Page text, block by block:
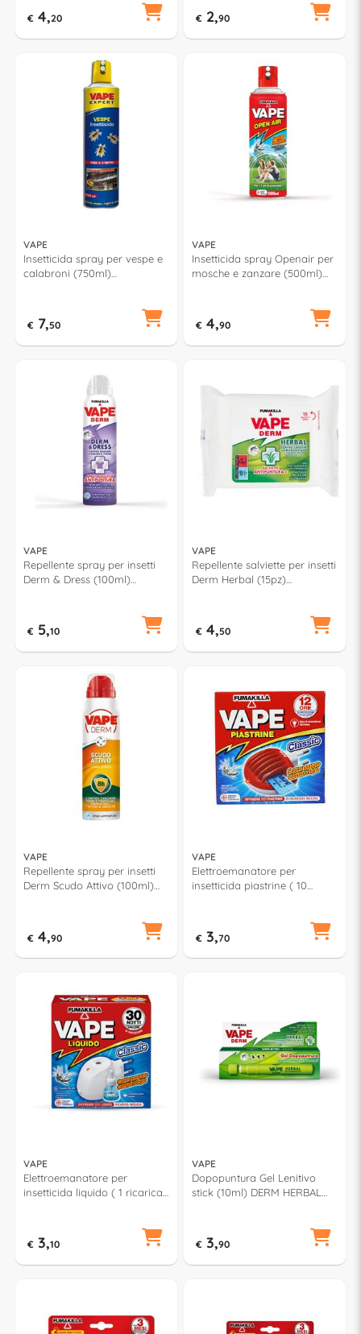
€ 4,20 € 2,90
VAPE
Insetticida spray per vespe e
calabroni (750ml)
€ 7,50
VAPE
Insetticida spray Openair per
mosche e zanzare (500ml)
€ 4,90
VAPE
Repellente spray per insetti
Derm & Dress (100ml)
€ 5,10
VAPE
Repellente salviette per insetti
Derm Herbal (15pz)
€ 4,50
VAPE
Repellente spray per insetti
Derm Scudo Attivo (100ml)
€ 4,90
VAPE
Elettroemanatore per
insetticida piastrine ( 10
€ 3,70
VAPE
Elettroemanatore per
insetticida liquido ( 1 ricarica
€ 3,10
VAPE
Dopopuntura Gel Lenitivo
stick (10ml) DERM HERBAL
€ 3,90